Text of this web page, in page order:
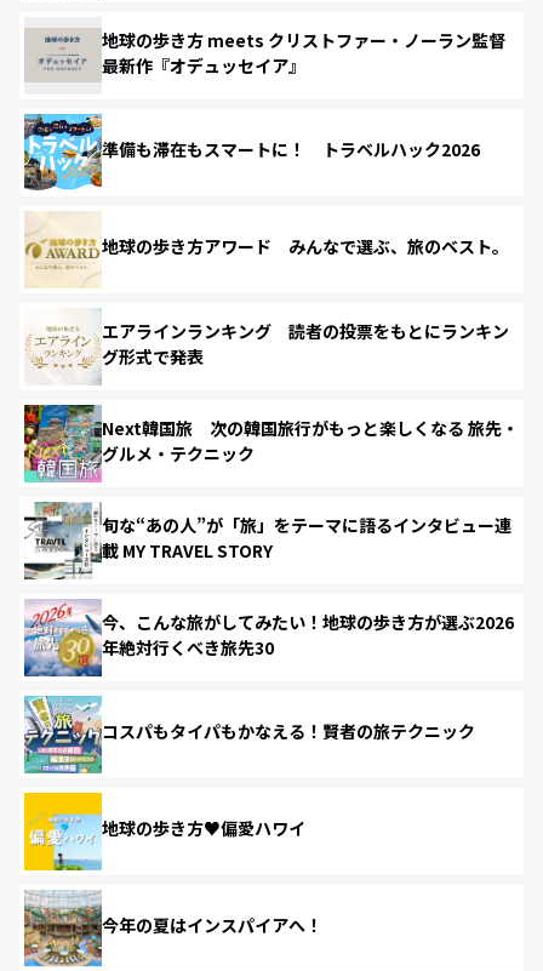
地球の歩き方 meets クリストファー・ノーラン監督
最新作『オデュッセイア』
準備も滞在もスマートに！ トラベルハック2026
地球の歩き方アワード みんなで選ぶ、旅のベスト。
エアラインランキング 読者の投票をもとにランキン
グ形式で発表
Next韓国旅 次の韓国旅行がもっと楽しくなる 旅先・
グルメ・テクニック
旬な“あの人”が「旅」をテーマに語るインタビュー連
載 MY TRAVEL STORY
今、こんな旅がしてみたい！地球の歩き方が選ぶ2026
年絶対行くべき旅先30
コスパもタイパもかなえる！賢者の旅テクニック
地球の歩き方♥偏愛ハワイ
今年の夏はインスパイアへ！